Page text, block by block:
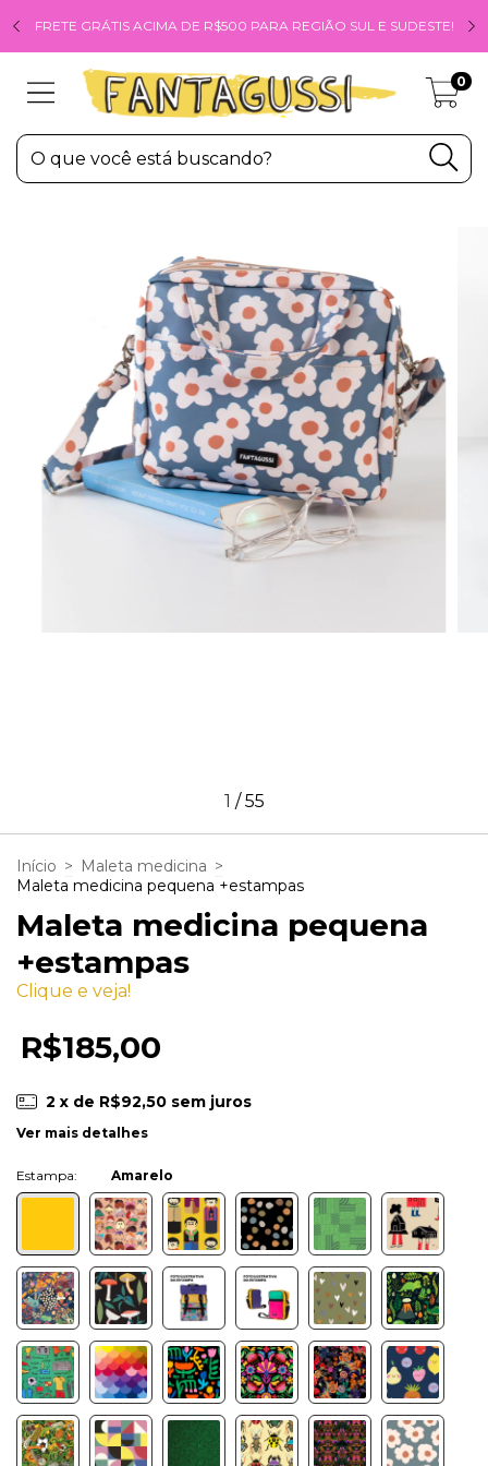
FRETE GRÁTIS ACIMA DE R$500 PARA REGIÃO SUL E SUDESTE!
0
1 /55
Início > Maleta medicina >
Maleta medicina pequena +estampas
Maleta medicina pequena
+estampas
Clique e veja!
R$185,00
2 x de R$92,50 sem juros
Ver mais detalhes
Amarelo